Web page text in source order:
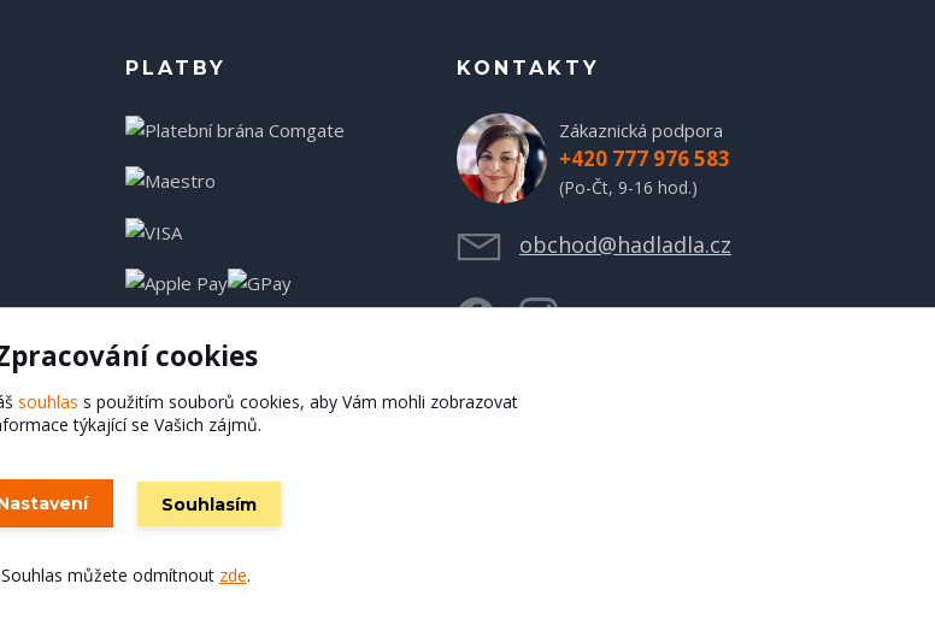
PLATBY KONTAKTY
Zákaznická podpora
+420 777 976 583
(Po-Čt, 9-16 hod.)
obchod@hadladla.cz
Hadladla.cz
cookies
souhlas s použitím souborů cookies, aby Vám mohli zobrazovat
týkající se Vašich zájmů.
Souhlasím
Souhlas můžete odmítnout zde.